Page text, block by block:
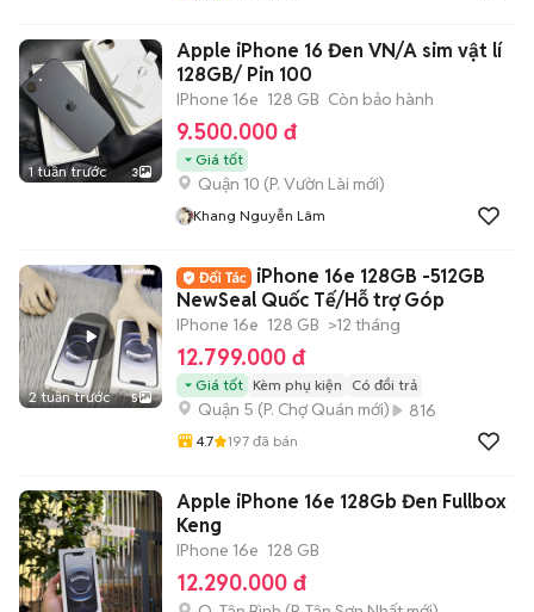
1 tuần trước 3
Apple iPhone 16 Đen VN/A sim vật lí
128GB/ Pin 100
IPhone 16e 128 GB Còn bảo hành
9.500.000 đ
Giá tốt
Quận 10 (P. Vườn Lài mới)
Khang Nguyễn Lâm
2 tuần trước 5
iPhone 16e 128GB -512GB
NewSeal Quốc Tế/Hỗ trợ Góp
IPhone 16e 128 GB >12 tháng
12.799.000 đ
Giá tốt Kèm phụ kiện Có đổi trả
Quận 5 (P. Chợ Quán mới) 816
4.7 197 đã bán
Apple iPhone 16e 128Gb Đen Fullbox
Keng
IPhone 16e 128 GB
12.290.000 đ